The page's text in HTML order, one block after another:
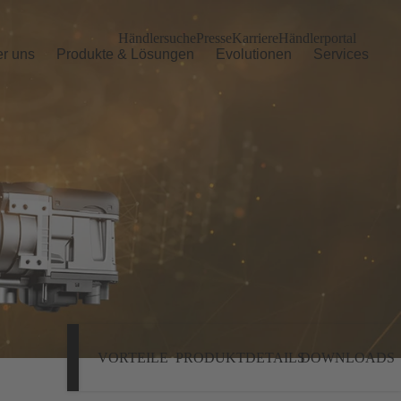
uns Produkte & Lösungen Evolutionen Services
HändlersuchePresseKarriereHändlerportal
VORTEILE PRODUKTDETAILSDOWNLOADS